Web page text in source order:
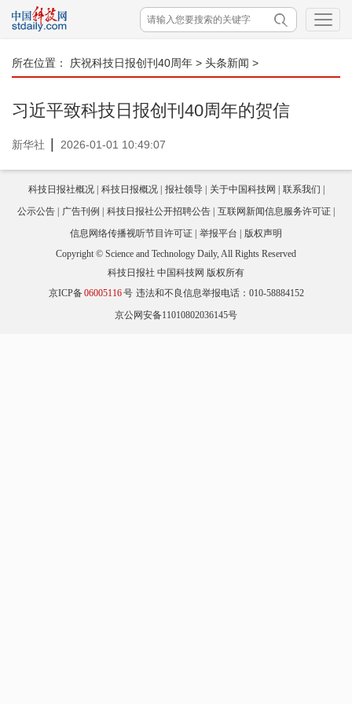
所在位置： 庆祝科技日报创刊40周年 > 头条新闻 >
习近平致科技日报创刊40周年的贺信
新华社 2026-01-01 10:49:07
科技日报社概况 科技日报概况 报社领导 关于中国科技网
联系我们
公示公告
广告刊例 科技日报社公开招聘公告
互联网新闻信息服务许可证
信息网络传播视听节目许可证
举报平台
版权声明
Copyright © Science and Technology Daily, All Rights Reserved
科技日报社 中国科技网 版权所有
京ICP备06005116号 违法和不良信息举报电话：010-58884152
京公网安备11010802036145号